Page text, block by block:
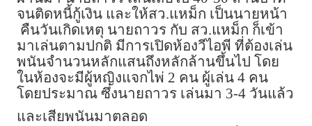
จนติดหนี้กู้เงิน และให้สว.แหม็ก เป็นนายหน้า
คืนวันเกิดเหตุ นายถาวร กับ สว.แหม็ก ก็เข้า
มาเล่นตามปกติ มีการเปิดห้องวีไอพี ที่ต้องเล่น
พนันจำนวนหลักแสนถึงหลักล้านขึ้นไป โดย
ในห้องจะมีผู้หญิงแจกไพ่ 2 คน ผู้เล่น 4 คน
โดยประมาณ ซึ่งนายถาวร เล่นมา 3-4 วันแล้ว
และเสียพนันมาตลอด